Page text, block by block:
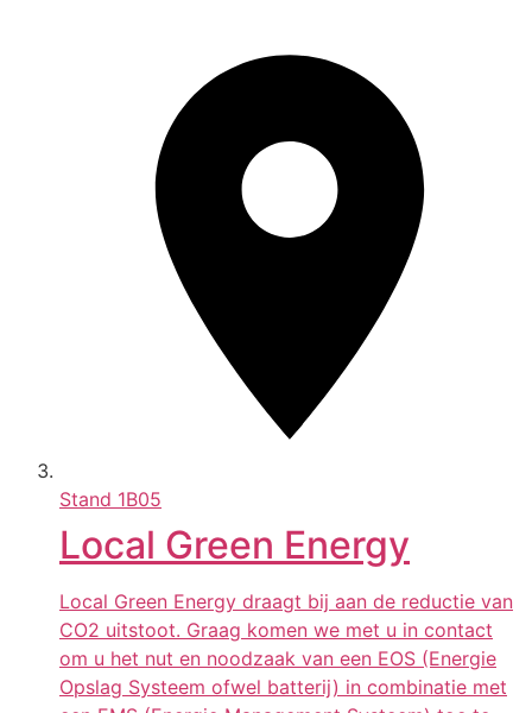
Stand 1B05
Local Green Energy
Local Green Energy draagt bij aan de reductie van
CO2 uitstoot. Graag komen we met u in contact
om u het nut en noodzaak van een EOS (Energie
Opslag Systeem ofwel batterij) in combinatie met